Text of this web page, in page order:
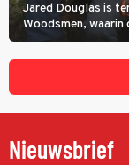
Jared Douglas is
Woodsmen,
tijd probeert hij
toekomst van het
Nieuwsbrief